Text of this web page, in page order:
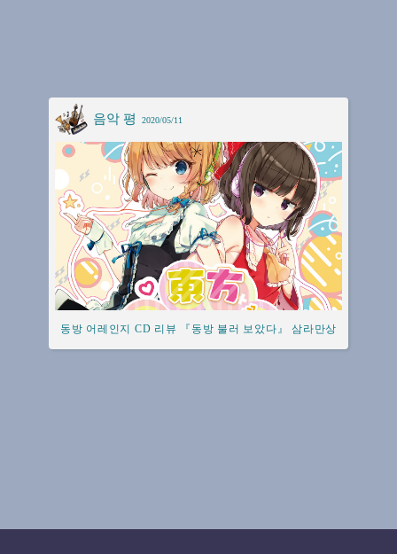
음악 평 2020/05/11
동방 어레인지 CD 리뷰 『동방 불러 보았다』 삼라만상